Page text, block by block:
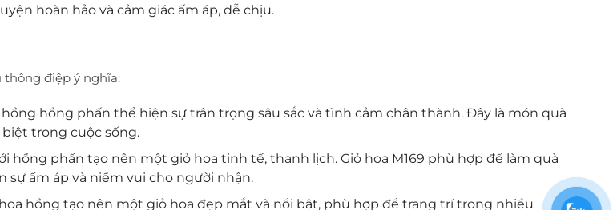
hoàn hảo và cảm giác ấm áp, dễ chịu.
thông điệp ý nghĩa:
hồng phấn thể hiện sự trân trọng sâu sắc và tình cảm chân thành. Đây là món quà
trong cuộc sống.
hồng phấn tạo nên một giỏ hoa tinh tế, thanh lịch. Giỏ hoa M169 phù hợp để làm quà
sự ấm áp và niềm vui cho người nhận.
hồng tạo nên một giỏ hoa đẹp mắt và nổi bật, phù hợp để trang trí trong nhiều